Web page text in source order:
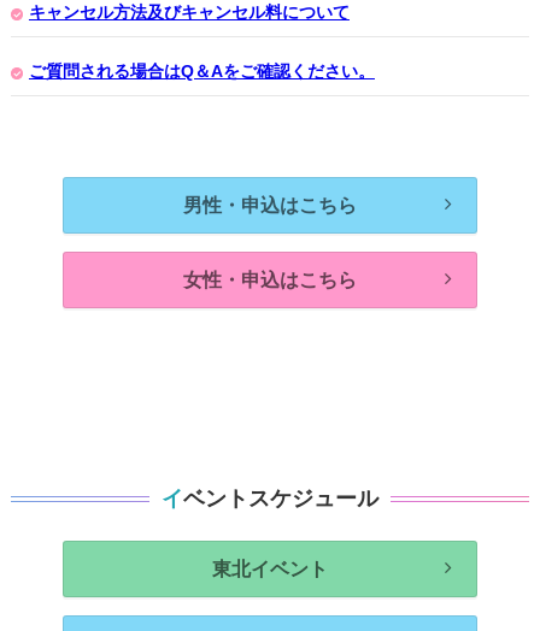
キャンセル方法及びキャンセル料について
ご質問される場合はQ＆Aをご確認ください。
男性・申込はこちら
女性・申込はこちら
イベントスケジュール
東北イベント